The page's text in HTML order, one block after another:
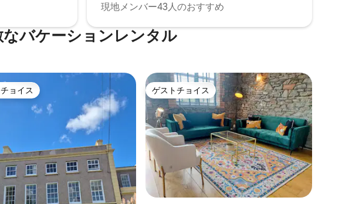
現地メンバー43人のおすすめ
バケーションレンタル
ョイス
ョイス ゲストチョイス
ゲストチョイス